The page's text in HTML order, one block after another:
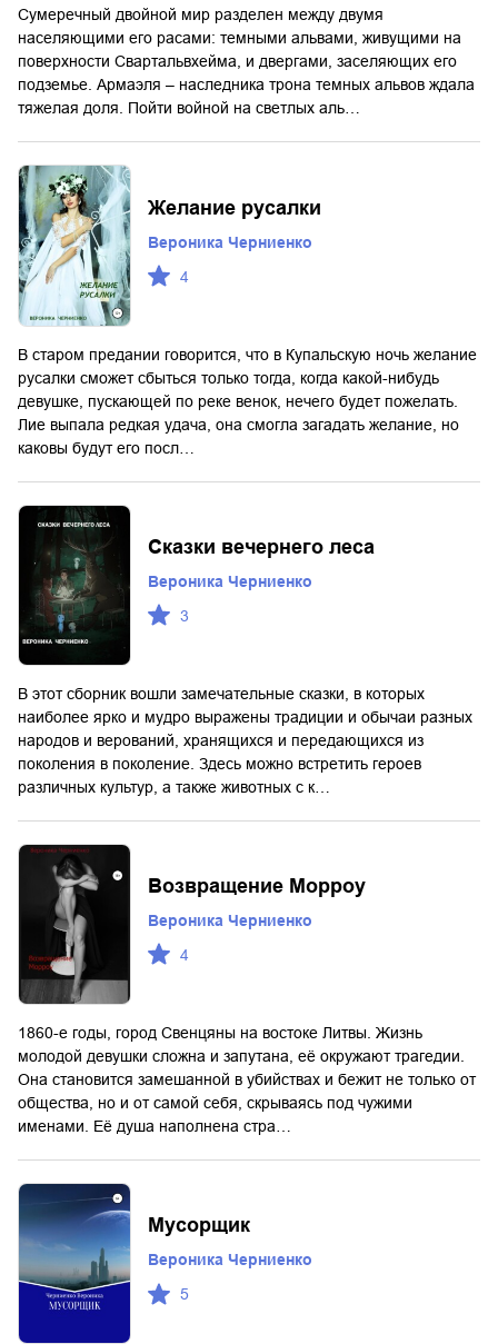
Сумеречный двойной мир разделен между двумя
населяющими его расами: темными альвами, живущими на
поверхности Свартальвхейма, и двергами, заселяющих его
подземье. Армаэля – наследника трона темных альвов ждала
тяжелая доля. Пойти войной на светлых аль…
Желание русалки
Вероника Черниенко
4
В старом предании говорится, что в Купальскую ночь желание
русалки сможет сбыться только тогда, когда какой-нибудь
девушке, пускающей по реке венок, нечего будет пожелать.
Лие выпала редкая удача, она смогла загадать желание, но
каковы будут его посл…
Сказки вечернего леса
Вероника Черниенко
3
В этот сборник вошли замечательные сказки, в которых
наиболее ярко и мудро выражены традиции и обычаи разных
народов и верований, хранящихся и передающихся из
поколения в поколение. Здесь можно встретить героев
различных культур, а также животных с к…
Возвращение Морроу
Вероника Черниенко
4
1860-е годы, город Свенцяны на востоке Литвы. Жизнь
молодой девушки сложна и запутана, её окружают трагедии.
Она становится замешанной в убийствах и бежит не только от
общества, но и от самой себя, скрываясь под чужими
именами. Её душа наполнена стра…
Мусорщик
Вероника Черниенко
5